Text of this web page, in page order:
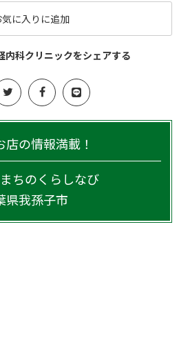
気に入りに追加
内科クリニックをシェアする
店の情報満載！
ちのくらしなび
県我孫子市